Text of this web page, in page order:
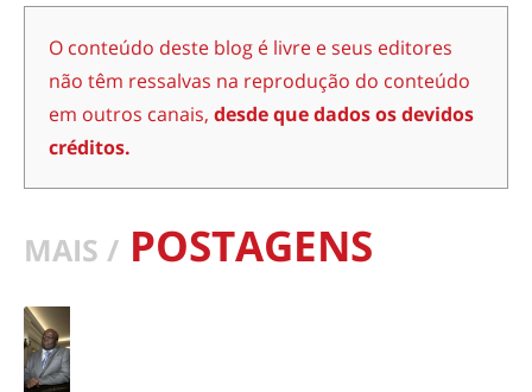
O conteúdo deste blog é livre e seus editores
não têm ressalvas na reprodução do conteúdo
em outros canais, desde que dados os devidos
créditos.
MAIS / POSTAGENS